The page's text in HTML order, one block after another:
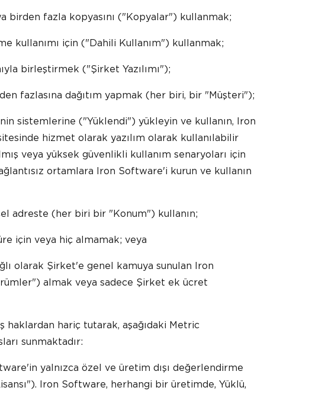
birden fazla kopyasını ("Kopyalar") kullanmak;
kullanımı için ("Dahili Kullanım") kullanmak;
birleştirmek ("Şirket Yazılımı");
fazlasına dağıtım yapmak (her biri, bir "Müşteri");
sistemlerine ("Yüklendi") yükleyin ve kullanın, Iron
hizmet olarak yazılım olarak kullanılabilir
veya yüksek güvenlikli kullanım senaryoları için
ortamlara Iron Software'i kurun ve kullanın
adreste (her biri bir "Konum") kullanın;
için veya hiç almamak; veya
olarak Şirket'e genel kamuya sunulan Iron
almak veya sadece Şirket ek ücret
hariç tutarak, aşağıdaki Metric
sunmaktadır:
yalnızca özel ve üretim dışı değerlendirme
Iron Software, herhangi bir üretimde, Yüklü,